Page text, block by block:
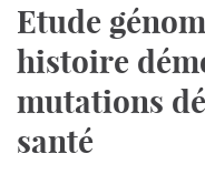
Etude
histoire
mutations
santé